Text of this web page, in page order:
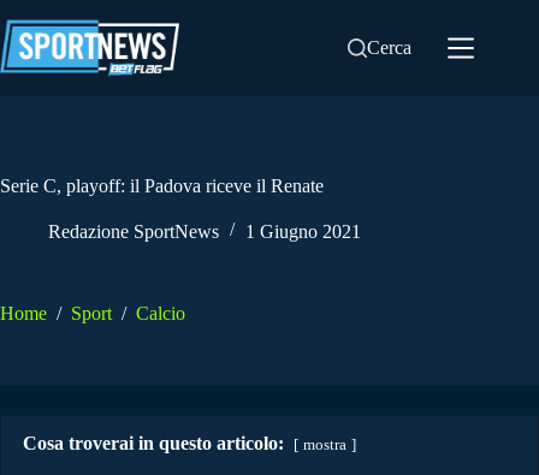
al
contenuto
Cerca
Serie C, playoff: il Padova riceve il Renate
Redazione SportNews 1 Giugno 2021
Home / Sport / Calcio
Cosa troverai in questo articolo: mostra